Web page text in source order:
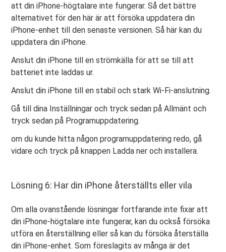
att din iPhone-högtalare inte fungerar. Så det bättre
alternativet för den här är att försöka uppdatera din
iPhone-enhet till den senaste versionen. Så här kan du
uppdatera din iPhone.
Anslut din iPhone till en strömkälla för att se till att
batteriet inte laddas ur.
Anslut din iPhone till en stabil och stark Wi-Fi-anslutning.
Gå till dina Inställningar och tryck sedan på Allmänt och
tryck sedan på Programuppdatering.
om du kunde hitta någon programuppdatering redo, gå
vidare och tryck på knappen Ladda ner och installera.
Lösning 6: Har din iPhone återställts eller vila
Om alla ovanstående lösningar fortfarande inte fixar att
din iPhone-högtalare inte fungerar, kan du också försöka
utföra en återställning eller så kan du försöka återställa
din iPhone-enhet. Som föreslagits av många är det